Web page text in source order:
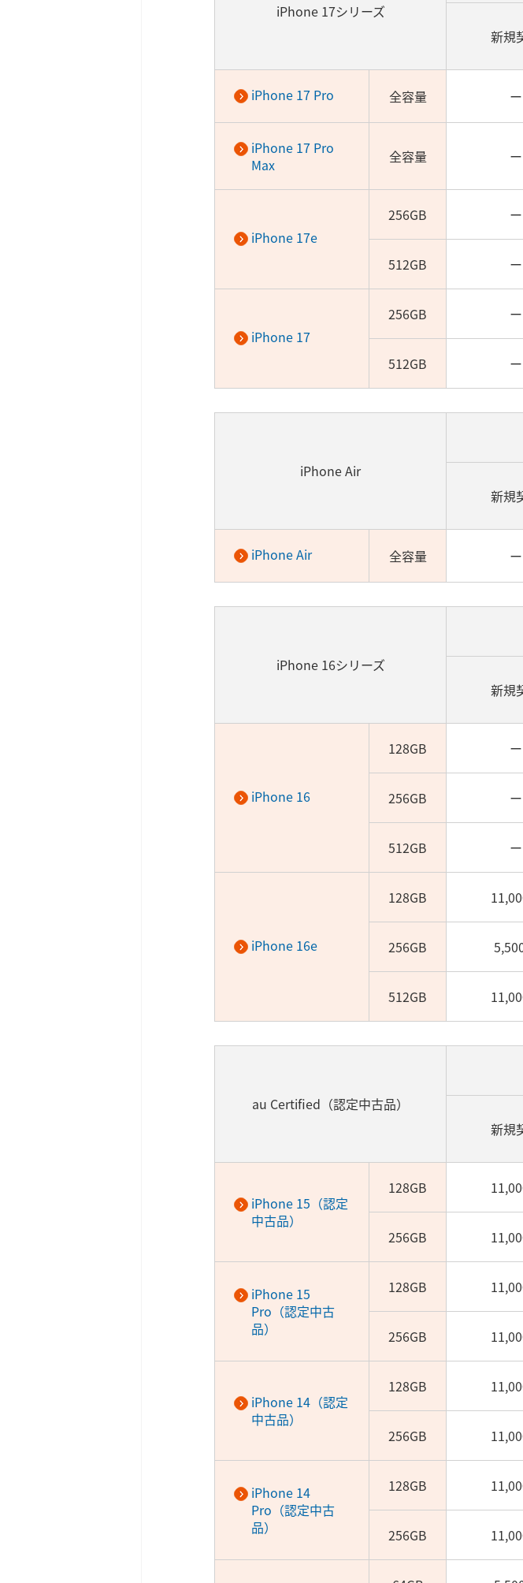
iPhone 17シリーズ
新規
iPhone 17 Pro 全容量 ー
iPhone 17 Pro
Max
全容量 ー
iPhone 17e
256GB ー
512GB ー
iPhone 17
256GB ー
512GB ー
iPhone Air
新規
iPhone Air 全容量 ー
iPhone 16シリーズ
新規
iPhone 16
128GB ー
256GB ー
512GB ー
iPhone 16e
128GB
256GB
512GB
au Certified（認定中古品）
新規
iPhone 15（認定
中古品）
128GB
256GB
iPhone 15
Pro（認定中古
品）
128GB
256GB
iPhone 14（認定
中古品）
128GB
256GB
iPhone 14
Pro（認定中古
品）
128GB
256GB